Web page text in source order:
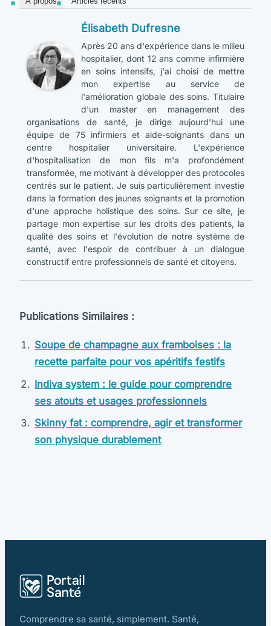
Élisabeth Dufresne
Après 20 ans d'expérience dans le milieu
hospitalier, dont 12 ans comme infirmière
en soins intensifs, j'ai choisi de mettre
mon expertise au service de
l'amélioration globale des soins. Titulaire
d'un master en management des
organisations de santé, je dirige aujourd'hui une
équipe de 75 infirmiers et aide-soignants dans un
centre hospitalier universitaire. L'expérience
d'hospitalisation de mon fils m'a profondément
transformée, me motivant à développer des protocoles
centrés sur le patient. Je suis particulièrement investie
dans la formation des jeunes soignants et la promotion
d'une approche holistique des soins. Sur ce site, je
partage mon expertise sur les droits des patients, la
qualité des soins et l'évolution de notre système de
santé, avec l'espoir de contribuer à un dialogue
constructif entre professionnels de santé et citoyens.
Publications Similaires :
Soupe de champagne aux framboises : la
recette parfaite pour vos apéritifs festifs
Indiva system : le guide pour comprendre
ses atouts et usages professionnels
Skinny fat : comprendre, agir et transformer
son physique durablement
Comprendre sa santé, simplement. Santé,